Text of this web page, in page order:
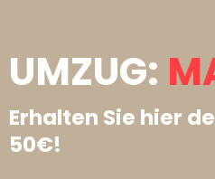
UMZUG:
Erhalten Sie hier
50€!